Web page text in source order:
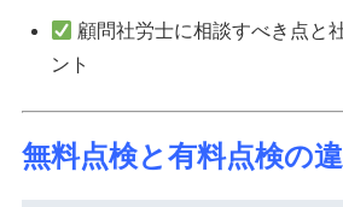
顧問社労士に相談すべき点と
ント
無料点検と有料点検の